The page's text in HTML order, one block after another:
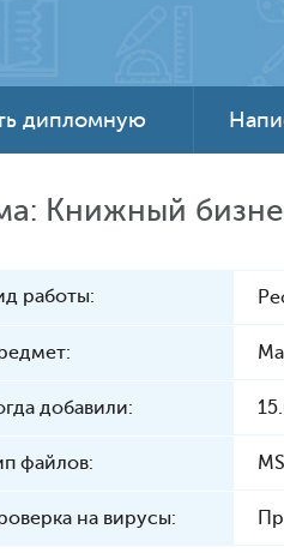
дипломную
Книжный
работы:
добавили:
файлов:
на вирусы: